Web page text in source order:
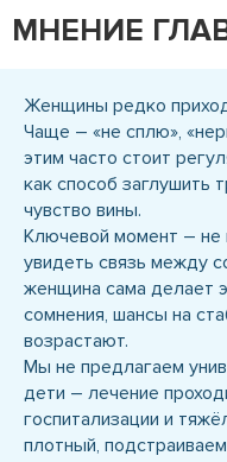
МНЕНИЕ
Женщины редко
Чаще – «не сплю»,
этим часто стоит
как способ заглушить
чувство вины.
Ключевой момент – не
увидеть связь между
женщина сама делает
сомнения, шансы на
возрастают.
Мы не предлагаем
дети – лечение
госпитализации и
плотный,